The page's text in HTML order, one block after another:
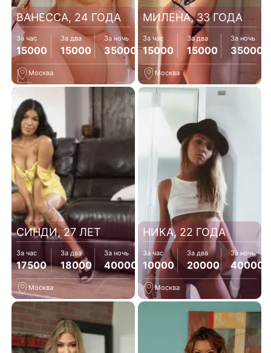
ВАНЕССА, 24 ГОДА
За час
15000
За два
15000
За ночь
35000
Москва
МИЛЕНА, 33 ГОДА
За час
15000
За два
15000
За ночь
35000
Москва
СИНДИ, 27 ЛЕТ
За час
17500
За два
18000
За ночь
40000
Москва
НИКА, 22 ГОДА
За час
10000
За два
20000
За ночь
40000
Москва